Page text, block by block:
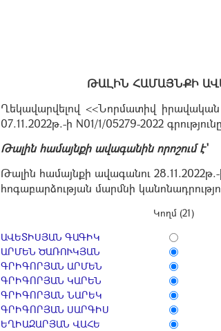
ԹԱԼԻՆ ՀԱՄԱՅՆՔԻ
Ղեկավարվելով <<Նորմատիվ
07.11.2022թ.-ի N01/1/05279-2022
Թալին համայնքի ավագանին որոշում է`
Թալին համայնքի ավագանու
հոգաբարձության մարմնի
Կողմ (21)
ԱՎԵՏԻՍՅԱՆ ԳԱԳԻԿ
ԱՐՄԵՆ ԾԱՌՈՒԿՅԱՆ
ԳՐԻԳՈՐՅԱՆ ԱՐՄԵՆ
ԳՐԻԳՈՐՅԱՆ ԿԱՐԵՆ
ԳՐԻԳՈՐՅԱՆ ՆԱՐԵԿ
ԳՐԻԳՈՐՅԱՆ ՍԱՐԳԻՍ
ԵՂԻԱԶԱՐՅԱՆ ՎԱՀԵ